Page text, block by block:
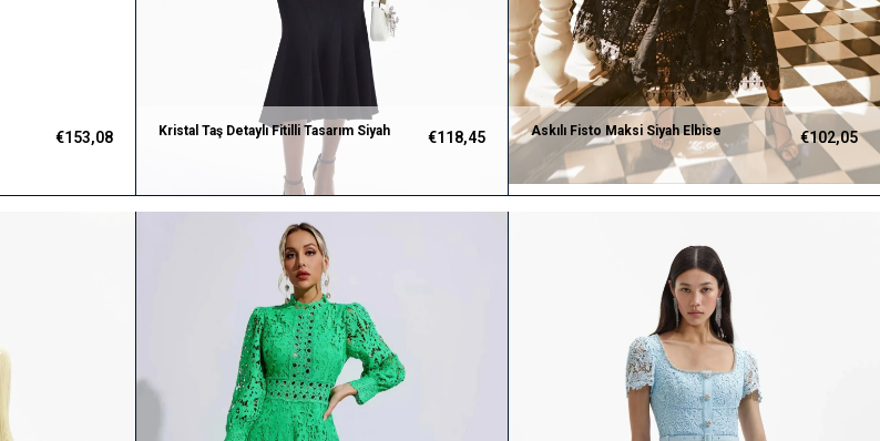
€153,08
Kristal Taş Detaylı Fitilli Tasarım Siyah
€118,45 Askılı Fisto Maksi Siyah Elbise €102,05